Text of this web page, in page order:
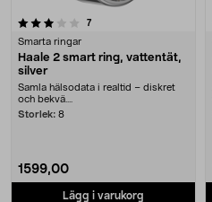
7recensioner
Smarta ringar
Haale 2 smart ring, vattentät,
silver
Samla hälsodata i realtid – diskret
och bekvä....
Storlek: 8
1599,00
Lägg i varukorg
5.0 av 5 stjärnor